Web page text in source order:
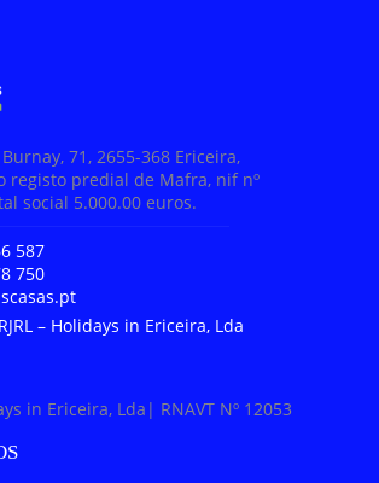
71, 2655-368 Ericeira,
registo predial de Mafra, nif nº
social 5.000.00 euros.
587
750
– Holidays in Ericeira, Lda
in Ericeira, Lda| RNAVT Nº 12053